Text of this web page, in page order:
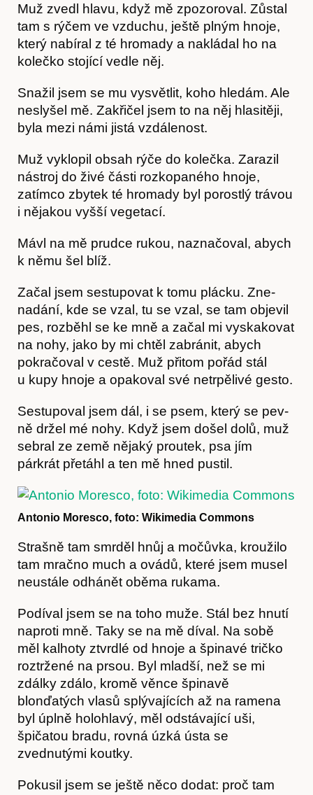
Časopis
Hostcast
Muž zvedl hlavu, když mě zpozoroval. Zůstal
tam s rýčem ve vzduchu, ještě plným hnoje,
který nabíral z té hromady a nakládal ho na
kolečko stojící vedle něj.
Snažil jsem se mu vysvětlit, koho hledám. Ale
neslyšel mě. Zakřičel jsem to na něj hlasitěji,
byla mezi námi jistá vzdálenost.
Muž vyklopil obsah rýče do kolečka. Zarazil
nástroj do živé části rozkopaného hnoje,
zatím­co zbytek té hromady byl porostlý trávou
i ně­jakou vyšší vegetací.
Mávl na mě prudce rukou, naznačoval, abych
k němu šel blíž.
Začal jsem sestupovat k tomu plácku. Zne­
nadání, kde se vzal, tu se vzal, se tam objevil
pes, rozběhl se ke mně a začal mi vyskakovat
na nohy, jako by mi chtěl zabránit, abych
pokračo­val v cestě. Muž přitom pořád stál
u kupy hnoje a opakoval své netrpělivé gesto.
Sestupoval jsem dál, i se psem, který se pev­
ně držel mé nohy. Když jsem došel dolů, muž
sebral ze země nějaký proutek, psa jím
párkrát přetáhl a ten mě hned pustil.
Antonio Moresco, foto: Wikimedia Commons
Strašně tam smrděl hnůj a močůvka, krouži­lo
tam mračno much a ovádů, které jsem musel
neustále odhánět oběma rukama.
Podíval jsem se na toho muže. Stál bez hnutí
naproti mně. Taky se na mě díval. Na sobě
měl kalhoty ztvrdlé od hnoje a špinavé tričko
roztr­žené na prsou. Byl mladší, než se mi
zdálky zdá­lo, kromě věnce špinavě
blonďatých vlasů splý­vajících až na ramena
byl úplně holohlavý, měl odstávající uši,
špičatou bradu, rovná úzká ústa se
zvednutými koutky.
Pokusil jsem se ještě něco dodat: proč tam